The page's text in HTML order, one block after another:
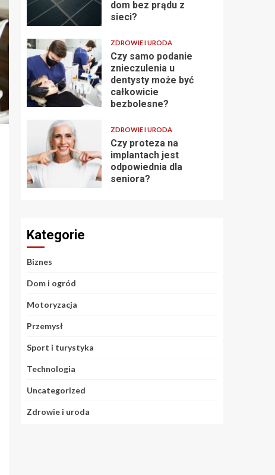
dom bez prądu z
sieci?
ZDROWIE I URODA
Czy samo podanie
znieczulenia u
dentysty może być
całkowicie
bezbolesne?
ZDROWIE I URODA
Czy proteza na
implantach jest
odpowiednia dla
seniora?
Kategorie
Biznes
Dom i ogród
Motoryzacja
Przemysł
Sport i turystyka
Technologia
Uncategorized
Zdrowie i uroda